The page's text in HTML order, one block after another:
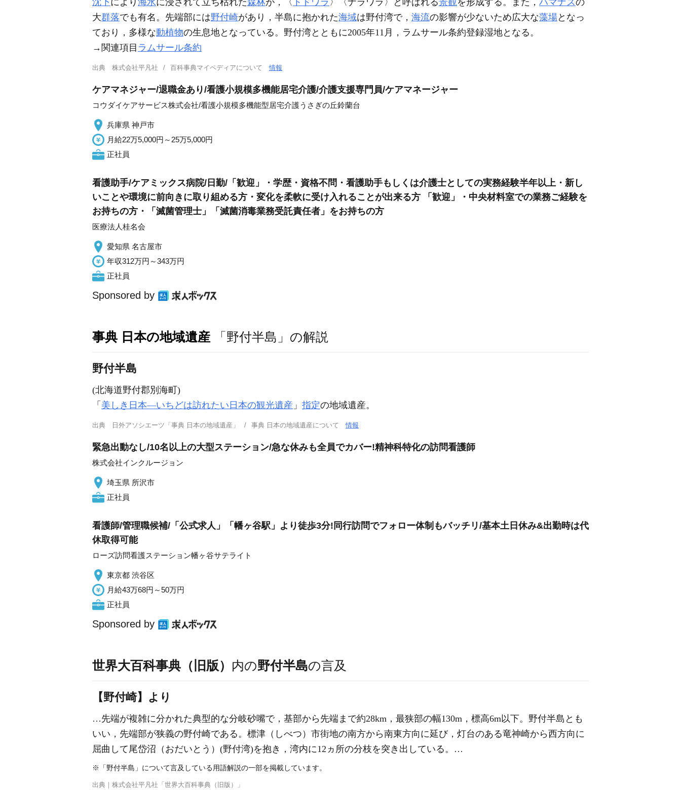
沈下により 海水に浸されて立ち枯れた森林が，〈 トドワラ 〉〈ナラワラ〉と呼ばれる景観を形成する。また， ハマナスの
大群落でも有名。先端部には野付崎があり，半島に抱かれた海域は野付湾で， 海流の影響が少ないため広大な藻場となっ
ており，多様な動植物の生息地となっている。野付湾とともに2005年11月，ラムサール条約登録湿地となる。
→関連項目 ラムサール条約
出典 株式会社平凡社 百科事典マイペディアについて情報
ケアマネジャー/退職金あり/看護小規模多機能居宅介護/介護支援専門員/ケアマネージャー
コウダイケアサービス株式会社/看護小規模多機能型居宅介護うさぎの丘鈴蘭台
兵庫県 神戸市
月給22万5,000円～25万5,000円
正社員
看護助手/ケアミックス病院/日勤/「歓迎」・学歴・資格不問・看護助手もしくは介護士としての実務経験半年以上・新し
いことや環境に前向きに取り組める方・変化を柔軟に受け入れることが出来る方 「歓迎」・中央材料室での業務ご経験を
お持ちの方・「滅菌管理士」「滅菌消毒業務受託責任者」をお持ちの方
医療法人桂名会
愛知県 名古屋市
年収312万円～343万円
正社員
Sponsored by
事典 日本の地域遺産 「野付半島」の解説
野付半島
(北海道野付郡別海町)
「 美しき日本―いちどは訪れたい日本の観光遺産 」 指定の地域遺産。
出典 日外アソシエーツ「事典 日本の地域遺産」 事典 日本の地域遺産について情報
緊急出動なし/10名以上の大型ステーション/急な休みも全員でカバー!精神科特化の訪問看護師
株式会社インクルージョン
埼玉県 所沢市
正社員
看護師/管理職候補/「公式求人」「幡ヶ谷駅」より徒歩3分!同行訪問でフォロー体制もバッチリ/基本土日休み&出勤時は代
休取得可能
ローズ訪問看護ステーション幡ヶ谷サテライト
東京都 渋谷区
月給43万68円～50万円
正社員
Sponsored by
世界大百科事典（旧版） 内の野付半島の言及
【野付崎】より
…先端が複雑に分かれた典型的な分岐砂嘴で，基部から先端まで約28km，最狭部の幅130m，標高6m以下。野付半島とも
いい，先端部が狭義の野付崎である。標津（しべつ）市街地の南方から南東方向に延び，灯台のある竜神崎から西方向に
屈曲して尾岱沼 （おだいとう）(野付湾)を抱き，湾内に12ヵ所の分枝を突き出している。…
※「野付半島」について言及している用語解説の一部を掲載しています。
出典｜ 株式会社平凡社「世界大百科事典（旧版）」